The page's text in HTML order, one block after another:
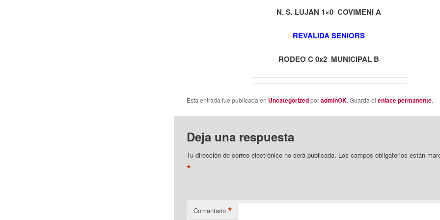
N. S. LUJAN 1×0 COVIMENI A
REVALIDA SENIORS
RODEO C 0x2 MUNICIPAL B
Esta entrada fue publicada en UncategorizedporadminOK. Guarda el enlace permanente.
Deja una respuesta
Tu dirección de correo electrónico no será publicada. Los campos obligatorios están
*
Comentario *